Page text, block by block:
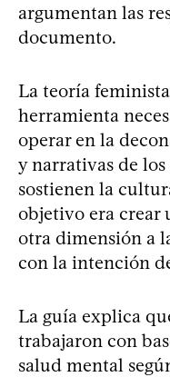
argumentan las
documento.
La teoría
herramienta
operar en la
y narrativas de
sostienen la
objetivo era crear
otra dimensión a
con la intención
La guía explica
trabajaron con
salud mental